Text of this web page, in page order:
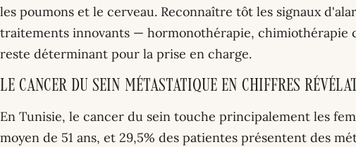
les poumons et le cerveau. Reconnaître tôt les signaux
traitements innovants — hormonothérapie, chimiothérapie
reste déterminant pour la prise en charge.
Le cancer du sein métastatique en chiffres
En Tunisie, le cancer du sein touche principalement les
moyen de 51 ans, et 29,5% des patientes présentent des